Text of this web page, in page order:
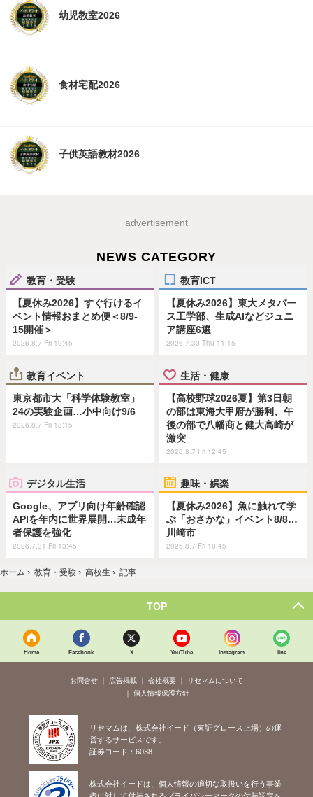
幼児教室2026
食材宅配2026
子供英語教材2026
advertisement
NEWS CATEGORY
教育・受験
【夏休み2026】すぐ行けるイ
ベント情報おまとめ便＜8/9-
15開催＞
2026.8.7 Fri 19:45
教育ICT
【夏休み2026】東大メタバー
ス工学部、生成AIなどジュニ
ア講座6選
2026.7.30 Thu 11:15
教育イベント
東京都市大「科学体験教室」
24の実験企画…小中向け9/6
2026.8.7 Fri 18:15
生活・健康
【高校野球2026夏】第3日朝
の部は東海大甲府が勝利、午
後の部で八幡商と健大高崎が
激突
2026.8.7 Fri 12:45
デジタル生活
Google、アプリ向け年齢確認
APIを年内に世界展開…未成年
者保護を強化
2026.7.31 Fri 13:45
趣味・娯楽
【夏休み2026】魚に触れて学
ぶ「おさかな」イベント8/8…
川崎市
2026.8.7 Fri 10:45
ホーム › 教育・受験 › 高校生 › 記事
TOP
Home Facebook X YouTube Instagram line
お問合せ 広告掲載 会社概要
リセマムについて
個人情報保護方針
リセマムは、株式会社イード（東証グロース上場）の運
営するサービスです。
証券コード：6038
株式会社イードは、個人情報の適切な取扱いを行う事業
者に対して付与されるプライバシーマークの付与認定を